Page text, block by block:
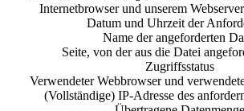
Internetbrowser und unserem
Datum und Uhrzeit der
Name der angeforderten
Seite, von der aus die Datei
Zugriffsstatus
Verwendeter Webbrowser und
(Vollständige) IP-Adresse des